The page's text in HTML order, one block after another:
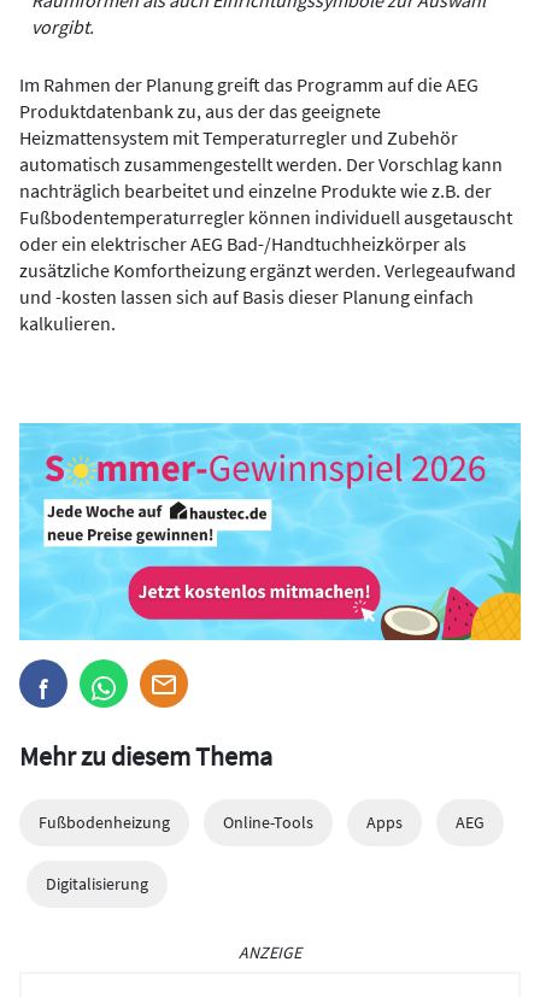
vorgibt.
Im Rahmen der Planung greift das Programm auf die AEG
Produktdatenbank zu, aus der das geeignete
Heizmattensystem mit Temperatur­regler und Zubehör
automatisch zusammengestellt werden. Der Vorschlag kann
nachträglich bearbeitet und einzelne Produkte wie z.B. der
Fußbodentemperaturregler können individuell ausgetauscht
oder ein elektrischer AEG Bad-/Handtuchheizkörper als
zusätzliche Komfortheizung ergänzt werden. Verlegeaufwand
und -kosten lassen sich auf Basis dieser Planung einfach
kalkulieren.
Mehr zu diesem Thema
Fußbodenheizung Online-Tools Apps AEG
Digitalisierung
ANZEIGE